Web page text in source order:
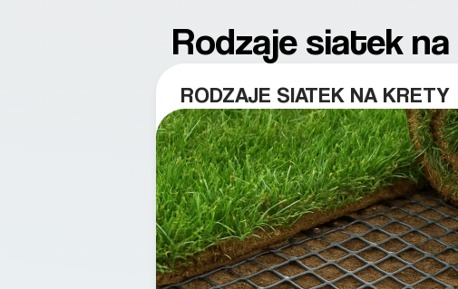
Rodzaje siatek
RODZAJE SIATEK NA KRETY